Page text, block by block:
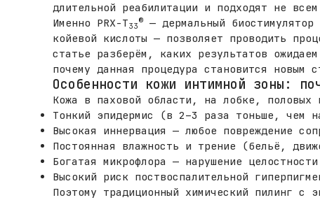
длительной реабилитации и подходят не
Именно PRX-T33
®— дермальный биостимулятор
койевой кислоты — позволяет проводить
статье разберём, каких результатов
почему данная процедура становится новым
Особенности кожи интимной зоны:
Кожа в паховой области, на лобке, половых
Тонкий эпидермис (в 2–3 раза тоньше, чем
Высокая иннервация — любое повреждение
Постоянная влажность и трение (бельё,
Богатая микрофлора — нарушение
Высокий риск поствоспалительной
Поэтому традиционный химический пилинг с